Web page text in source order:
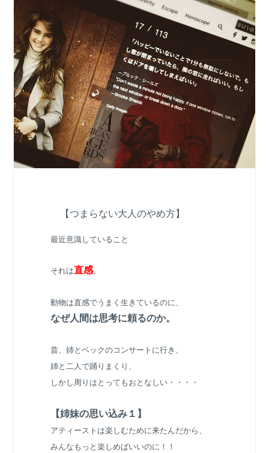
【つまらない大人のやめ方】
最近意識していること
それは直感。
動物は直感でうまく生きているのに、
なぜ人間は思考に頼るのか。
昔、姉とベックのコンサートに行き、
姉と二人で踊りまくり、
しかし周りはとってもおとなしい・・・・
【姉妹の思い込み１】
アティーストは楽しむために来たんだから、
みんなもっと楽しめばいいのに！！